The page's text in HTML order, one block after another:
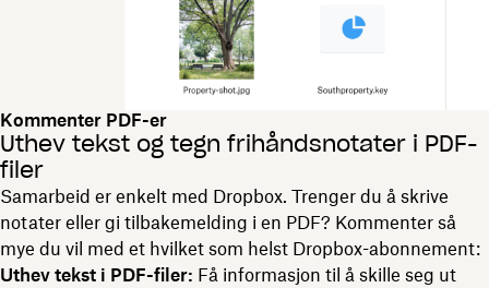
Kommenter PDF-er
Uthev tekst og tegn frihåndsnotater i PDF-
filer
Samarbeid er enkelt med Dropbox. Trenger du å skrive
notater eller gi tilbakemelding i en PDF? Kommenter så
mye du vil med et hvilket som helst Dropbox-abonnement:
Uthev tekst i PDF-filer: Få informasjon til å skille seg ut